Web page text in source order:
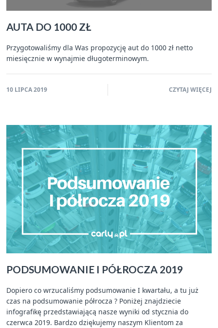
AUTA DO 1000 ZŁ
Przygotowaliśmy dla Was propozycję aut do 1000 zł netto
miesięcznie w wynajmie długoterminowym.
10 LIPCA 2019 CZYTAJ WIĘCEJ
PODSUMOWANIE I PÓŁROCZA 2019
Dopiero co wrzucaliśmy podsumowanie I kwartału, a tu już
czas na podsumowanie półrocza ? Poniżej znajdziecie
infografikę przedstawiającą nasze wyniki od stycznia do
czerwca 2019. Bardzo dziękujemy naszym Klientom za